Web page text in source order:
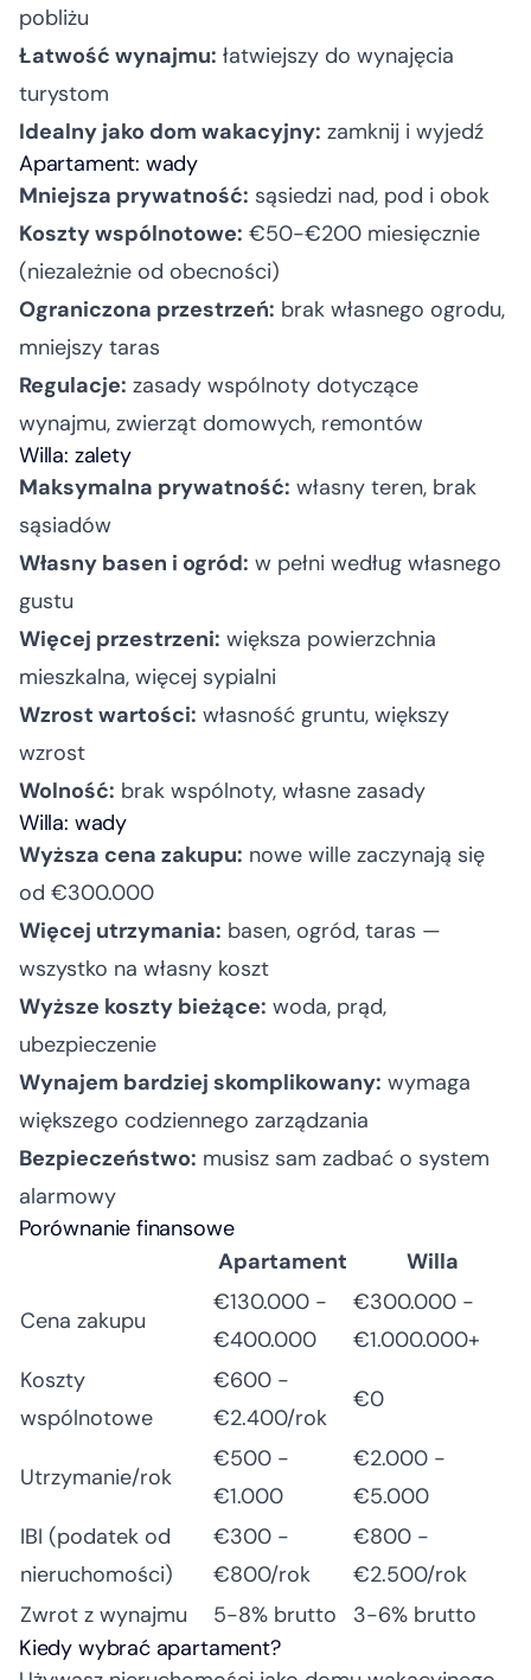
pobliżu
Łatwość wynajmu: łatwiejszy do wynajęcia
turystom
Idealny jako dom wakacyjny: zamknij i wyjedź
Apartament: wady
Mniejsza prywatność: sąsiedzi nad, pod i obok
Koszty wspólnotowe: €50-€200 miesięcznie
(niezależnie od obecności)
Ograniczona przestrzeń: brak własnego ogrodu,
mniejszy taras
Regulacje: zasady wspólnoty dotyczące
wynajmu, zwierząt domowych, remontów
Willa: zalety
Maksymalna prywatność: własny teren, brak
sąsiadów
Własny basen i ogród: w pełni według własnego
gustu
Więcej przestrzeni: większa powierzchnia
mieszkalna, więcej sypialni
Wzrost wartości: własność gruntu, większy
wzrost
Wolność: brak wspólnoty, własne zasady
Willa: wady
Wyższa cena zakupu: nowe wille zaczynają się
od €300.000
Więcej utrzymania: basen, ogród, taras —
wszystko na własny koszt
Wyższe koszty bieżące: woda, prąd,
ubezpieczenie
Wynajem bardziej skomplikowany: wymaga
większego codziennego zarządzania
Bezpieczeństwo: musisz sam zadbać o system
alarmowy
Porównanie finansowe
Apartament
Willa
Cena zakupu
€130.000 -
€400.000
€300.000 -
€1.000.000+
Koszty
wspólnotowe
€600 -
€2.400/rok
€0
Utrzymanie/rok
€500 -
€1.000
€2.000 -
€5.000
IBI (podatek od
nieruchomości)
€300 -
€800/rok
€800 -
€2.500/rok
Zwrot z wynajmu
5-8% brutto
3-6% brutto
Kiedy wybrać apartament?